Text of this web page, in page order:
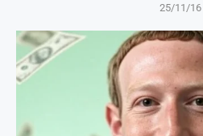
25/11/16